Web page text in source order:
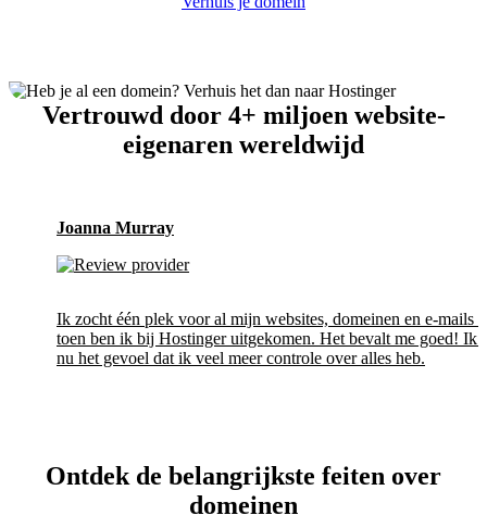
Vertrouwd door 4+ miljoen website-
eigenaren wereldwijd
Joanna Murray
Ik zocht één plek voor al mijn websites, domeinen en e-mails
toen ben ik bij Hostinger uitgekomen. Het bevalt me goed! Ik
nu het gevoel dat ik veel meer controle over alles heb.
Ontdek de belangrijkste feiten over
domeinen